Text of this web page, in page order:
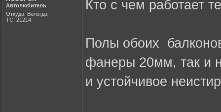
Автолюбитель
Откуда: Вологда
ТС: 21214
Кто с чем работает
Полы обоих
фанеры 20мм, так и
и устойчивое